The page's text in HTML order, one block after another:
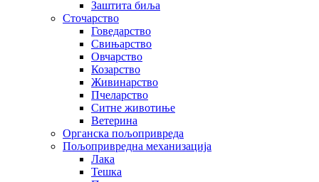
Заштита биља
Сточарство
Говедарство
Свињарство
Овчарство
Козарство
Живинарство
Пчеларство
Ситне животиње
Ветерина
Органска пољопривреда
Пољопривредна механизација
Лака
Тешка